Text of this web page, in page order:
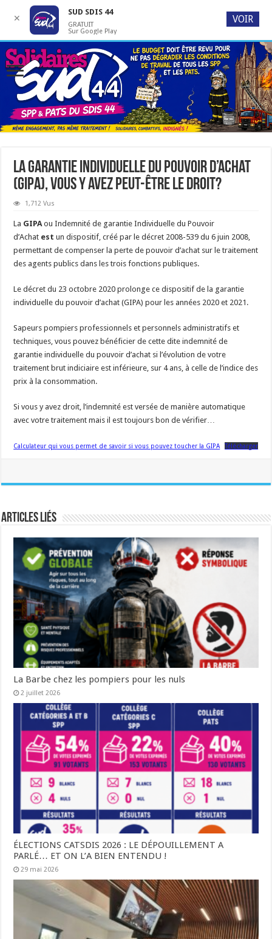
La garantie individuelle du pouvoir d’achat
(Gipa), vous y avez peut-être le droit?
1,712 Vus
La GIPAou Indemnité de garantie Individuelle du Pouvoir
d’Achat est un dispositif, créé par le décret 2008-539 du 6 juin 2008,
permettant de compenser la perte de pouvoir d’achat sur le traitement
des agents publics dans les trois fonctions publiques.
Le décret du 23 octobre 2020 prolonge ce dispositif de la garantie
individuelle du pouvoir d’achat (GIPA) pour les années 2020 et 2021.
Sapeurs pompiers professionnels et personnels administratifs et
techniques, vous pouvez bénéficier de cette dite indemnité de
garantie individuelle du pouvoir d’achat si l’évolution de votre
traitement brut indiciaire est inférieure, sur 4 ans, à celle de l’indice des
prix à la consommation.
Si vous y avez droit, l’indemnité est versée de manière automatique
avec votre traitement mais il est toujours bon de vérifier…
Calculateur qui vous permet de savoir si vous pouvez toucher la GIPA Télécharger
Articles liés
La Barbe chez les pompiers pour les nuls
2 juillet 2026
ÉLECTIONS CATSDIS 2026 : LE DÉPOUILLEMENT A
PARLÉ… ET ON L’A BIEN ENTENDU !
29 mai 2026
✕
SUD SDIS 44
GRATUIT
Sur Google Play
VOIR